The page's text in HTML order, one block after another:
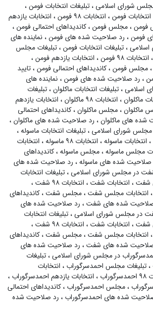
شورای اسلامی،تبلیغات انتخابات فومن،
انتخابات فومن، انتخابات ۹۸ فومن ، انتخابات یازدهم
فومن،مجلس فومن،کاندیداهای احتمالی فومن،
فومن، رد صلاحیت شده های فومن، نماینده های
،تبلیغات انتخابات فومن،تبلیغات مجلس
، انتخابات ۹۸ فومن ، انتخابات یازدهم فومن،
،مجلس فومن،کاندیداهای احتمالی فومن،تایید
، رد صلاحیت شده های فومن، نماینده های
اسلامی،تبلیغات انتخابات ماکلوان،تبلیغات
ماکلوان، انتخابات ۹۸ ماکلوان ، انتخابات یازدهم
ماکلوان،مجلس ماکلوان،کاندیداهای احتمالی
شده های ماکلوان، رد صلاحیت شده های ماکلوان،
مجلس شورای اسلامی،تبلیغات انتخابات ماسوله،
، انتخابات ماسوله، انتخابات ۹۸ ماسوله ، انتخابات
مجلس ماسوله،مجلس ماسوله،کاندیداهای
صلاحیت شده های ماسوله، رد صلاحیت شده های
شفت در مجلس شورای اسلامی،تبلیغات انتخابات
شفت، انتخابات شفت، انتخابات ۹۸ شفت
،
، انتخابات مجلس شفت،مجلس شفت،کاندیداهای
صلاحیت شده های شفت، رد صلاحیت شده های
در مجلس شورای اسلامی،تبلیغات انتخابات
شفت، انتخابات شفت، انتخابات ۹۸ شفت
،
، انتخابات مجلس شفت،مجلس شفت،کاندیداهای
صلاحیت شده های شفت، رد صلاحیت شده های
در مجلس شورای اسلامی،تبلیغات
،تبلیغات مجلس احمدسرگوراب ، انتخابات
، انتخابات یازدهم احمدسرگوراب ،
،مجلس احمدسرگوراب ،کاندیداهای احتمالی
شده های احمدسرگوراب ، رد صلاحیت شده